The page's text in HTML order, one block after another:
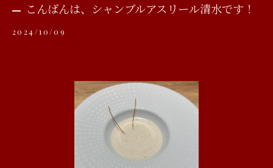
こんばんは、シャンブルアスリール清水です！
2024/10/09